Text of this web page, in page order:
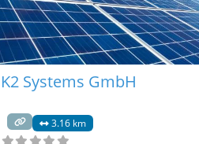
K2 Systems GmbH
3.16 km